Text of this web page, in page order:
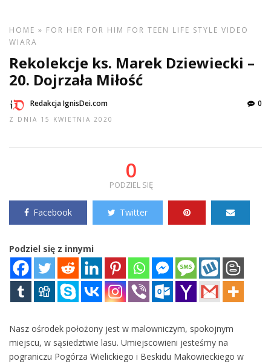
HOME » FOR HER FOR HIM FOR TEEN LIFE STYLE VIDEO
WIARA
Rekolekcje ks. Marek Dziewiecki –
20. Dojrzała Miłość
Redakcja IgnisDei.com
Z DNIA 15 KWIETNIA 2020
0
0
PODZIEL SIĘ
Facebook Twitter
Podziel się z innymi
Nasz ośrodek położony jest w malowniczym, spokojnym
miejscu, w sąsiedztwie lasu. Umiejscowieni jesteśmy na
pograniczu Pogórza Wielickiego i Beskidu Makowieckiego w